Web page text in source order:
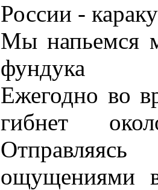
России -
Мы напьемся
фундука
Ежегодно во
гибнет
ощущениями